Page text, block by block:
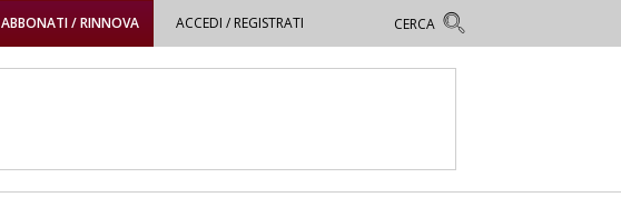
ABBONATI / RINNOVA ACCEDI / REGISTRATI